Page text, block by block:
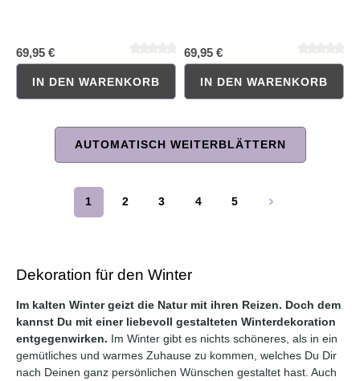
69,95 €
IN DEN WARENKORB
69,95 €
IN DEN WARENKORB
AUTOMATISCH WEITERBLÄTTERN
Seite
1
Seite
2
Seite
3
Seite
4
Seite
5
Dekoration für den Winter
Im kalten Winter geizt die Natur mit ihren Reizen. Doch dem
kannst Du mit einer liebevoll gestalteten Winterdekoration
entgegenwirken. Im Winter gibt es nichts schöneres, als in ein
gemütliches und warmes Zuhause zu kommen, welches Du Dir
nach Deinen ganz persönlichen Wünschen gestaltet hast. Auch